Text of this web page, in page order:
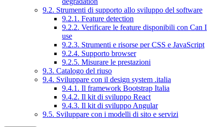
9.2. Strumenti di supporto allo sviluppo del software
9.2.1. Feature detection
9.2.2. Verificare le feature disponibili con Can I
use
9.2.3. Strumenti e risorse per CSS e JavaScript
9.2.4. Supporto browser
9.2.5. Misurare le prestazioni
9.3. Catalogo del riuso
9.4. Sviluppare con il design system .italia
9.4.1. Il framework Bootstrap Italia
9.4.2. Il kit di sviluppo React
9.4.3. Il kit di sviluppo Angular
9.5. Sviluppare con i modelli di sito e servizi